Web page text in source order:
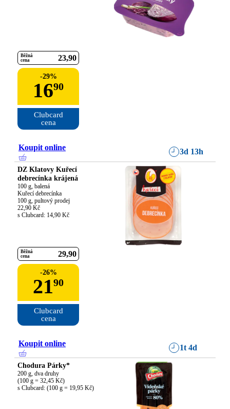
Běžná
cena
23 90
-29%
1690
Clubcard
cena
Koupit online 3d 13h
DZ Klatovy Kuřecí
debrecínka krájená
100 g, balená
Kuřecí debrecínka
100 g, pultový prodej
22,90 Kč
s Clubcard: 14,90 Kč
Běžná
cena
29 90
-26%
2190
Clubcard
cena
Koupit online 1t 4d
Chodura Párky*
200 g, dva druhy
(100 g = 32,45 Kč)
s Clubcard: (100 g = 19,95 Kč)